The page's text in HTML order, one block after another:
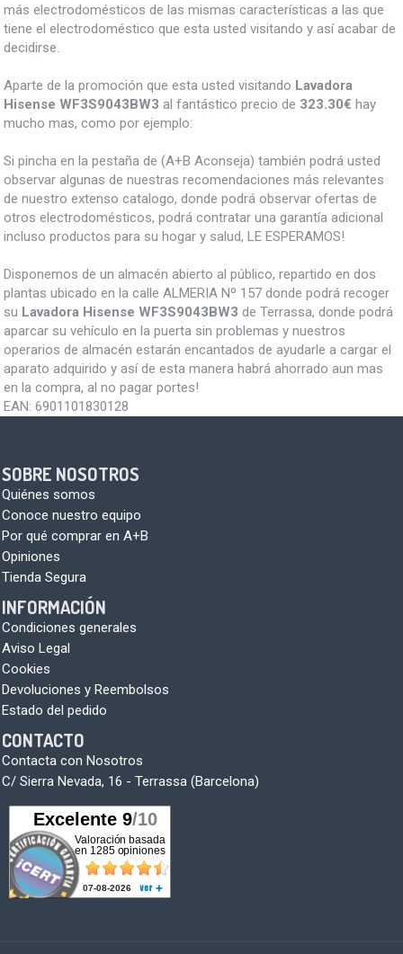
más electrodomésticos de las mismas características a las que
tiene el electrodoméstico que esta usted visitando y así acabar de
decidirse.
Aparte de la promoción que esta usted visitando Lavadora
Hisense WF3S9043BW3 al fantástico precio de 323.30€ hay
mucho mas, como por ejemplo:
Si pincha en la pestaña de (A+B Aconseja) también podrá usted
observar algunas de nuestras recomendaciones más relevantes
de nuestro extenso catalogo, donde podrá observar ofertas de
otros electrodomésticos, podrá contratar una garantía adicional
incluso productos para su hogar y salud, LE ESPERAMOS!
Disponemos de un almacén abierto al público, repartido en dos
plantas ubicado en la calle ALMERIA Nº 157 donde podrá recoger
su Lavadora Hisense WF3S9043BW3 de Terrassa, donde podrá
aparcar su vehículo en la puerta sin problemas y nuestros
operarios de almacén estarán encantados de ayudarle a cargar el
aparato adquirido y así de esta manera habrá ahorrado aun mas
en la compra, al no pagar portes!
EAN: 6901101830128
SOBRE NOSOTROS
Quiénes somos
Conoce nuestro equipo
Por qué comprar en A+B
Opiniones
Tienda Segura
INFORMACIÓN
Condiciones generales
Aviso Legal
Cookies
Devoluciones y Reembolsos
Estado del pedido
CONTACTO
Contacta con Nosotros
C/ Sierra Nevada, 16 - Terrassa (Barcelona)